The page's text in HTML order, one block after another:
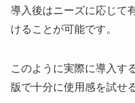
導入後はニーズに応じて
けることが可能です。
このように実際に導入す
版で十分に使用感を試せ